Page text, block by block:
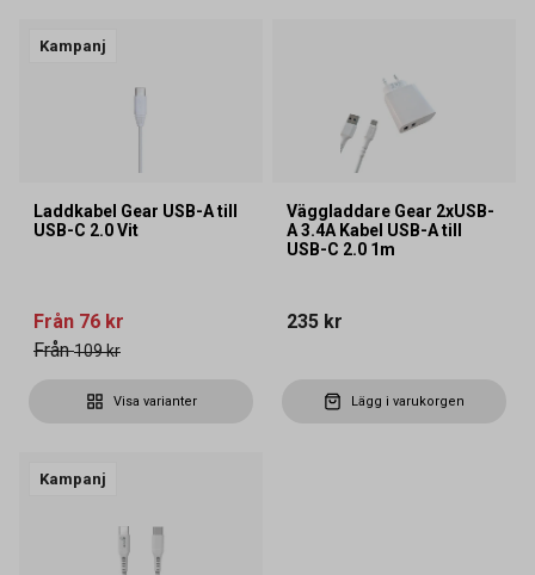
Kampanj
Laddkabel Gear USB-A till
USB-C 2.0 Vit
Från 76 kr
Från 109 kr
Visa varianter
Väggladdare Gear 2xUSB-
A 3.4A Kabel USB-A till
USB-C 2.0 1m
235 kr
Lägg i varukorgen
Kampanj